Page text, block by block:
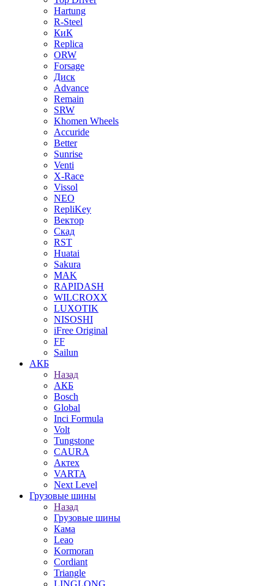
Hartung
R-Steel
КиК
Replica
ORW
Forsage
Диск
Advance
Remain
SRW
Khomen Wheels
Accuride
Better
Sunrise
Venti
X-Race
Vissol
NEO
RepliKey
Вектор
Скад
RST
Huatai
Sakura
MAK
RAPIDASH
WILCROXX
LUXOTIK
NISOSHI
iFree Original
FF
Sailun
АКБ
Назад
АКБ
Bosch
Global
Inci Formula
Volt
Tungstone
CAURA
Актех
VARTA
Next Level
Грузовые шины
Назад
Грузовые шины
Кама
Leao
Kormoran
Cordiant
Triangle
LINGLONG